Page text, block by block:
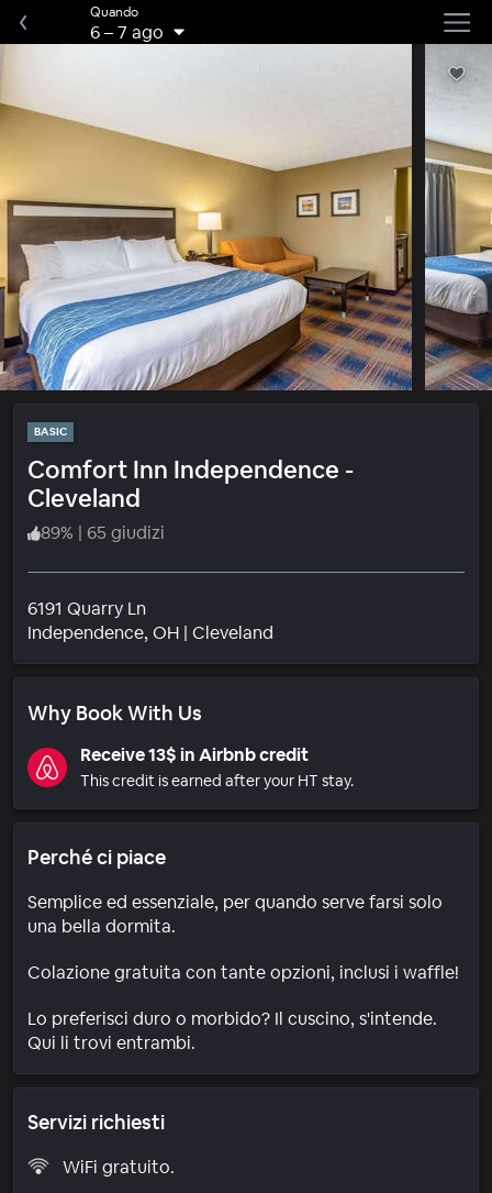
Quando
6–7 ago
BASIC
Comfort Inn Independence -
Cleveland
89% | 65 giudizi
6191 Quarry Ln
Independence, OH | Cleveland
Why Book With Us
Receive 13$ in Airbnb credit
This credit is earned after your HT stay.
Perché ci piace
Semplice ed essenziale, per quando serve farsi solo
una bella dormita.
Colazione gratuita con tante opzioni, inclusi i waffle!
Lo preferisci duro o morbido? Il cuscino, s'intende.
Qui li trovi entrambi.
Servizi richiesti
WiFi gratuito.